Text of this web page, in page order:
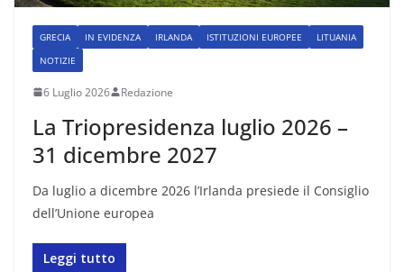
GRECIA IN EVIDENZA IRLANDA ISTITUZIONI EUROPEE
LITUANIA
NOTIZIE
6 Luglio 2026 Redazione
La Triopresidenza luglio 2026 –
31 dicembre 2027
Da luglio a dicembre 2026 l’Irlanda presiede il Consiglio
dell’Unione europea
Leggi tutto